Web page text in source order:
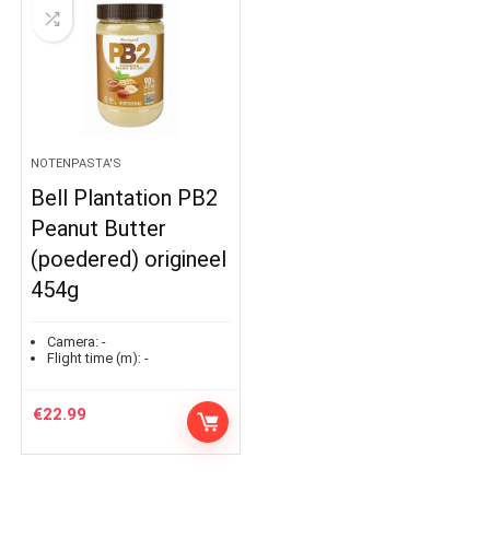
NOTENPASTA'S
Bell Plantation PB2
Peanut Butter
(poedered) origineel
454g
Camera: -
Flight time (m): -
€22.99